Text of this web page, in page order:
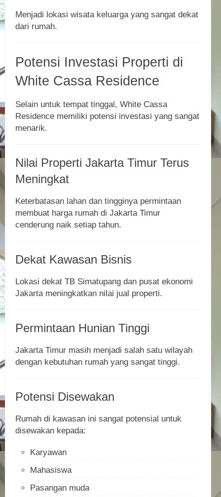
Menjadi lokasi wisata keluarga yang sangat dekat
dari rumah.
Potensi Investasi Properti di
White Cassa Residence
Selain untuk tempat tinggal, White Cassa
Residence memiliki potensi investasi yang sangat
menarik.
Nilai Properti Jakarta Timur Terus
Meningkat
Keterbatasan lahan dan tingginya permintaan
membuat harga rumah di Jakarta Timur
cenderung naik setiap tahun.
Dekat Kawasan Bisnis
Lokasi dekat TB Simatupang dan pusat ekonomi
Jakarta meningkatkan nilai jual properti.
Permintaan Hunian Tinggi
Jakarta Timur masih menjadi salah satu wilayah
dengan kebutuhan rumah yang sangat tinggi.
Potensi Disewakan
Rumah di kawasan ini sangat potensial untuk
disewakan kepada:
Karyawan
Mahasiswa
Pasangan muda